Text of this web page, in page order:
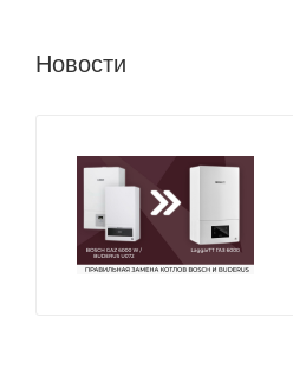
Новости